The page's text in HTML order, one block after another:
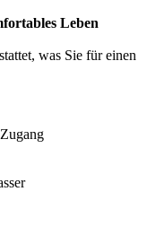
Leben
was Sie für einen